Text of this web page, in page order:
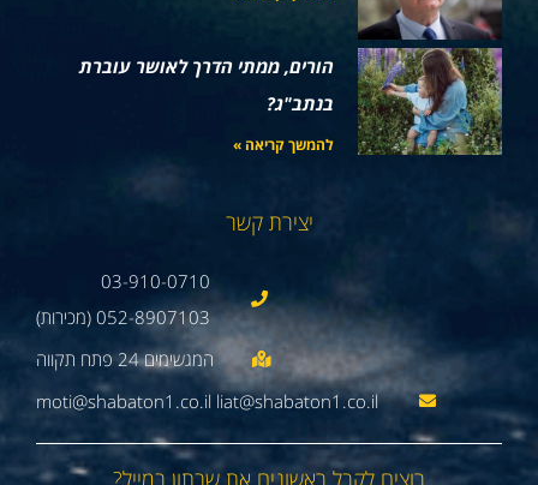
הורים, ממתי הדרך לאושר עוברת
בנתב"ג?
להמשך קריאה »
יצירת קשר
03-910-0710
052-8907103 (מכירות)
moti@shabaton1.co.il liat@shabaton1.co.il